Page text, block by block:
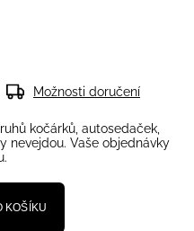
Možnosti doručení
kočárků, autosedaček,
nevejdou. Vaše objednávky
KOŠÍKU